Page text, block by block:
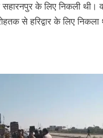
के लिए निकली थी।
से हरिद्वार के लिए निकला